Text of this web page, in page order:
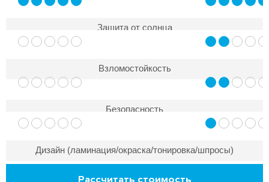
Защита от солнца
Взломостойкость
Безопасность
Дизайн (ламинация/окраска/тонировка/шпросы)
Нет Нет
Рассчитать стоимость